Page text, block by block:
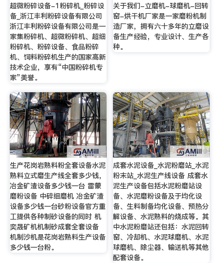
超微粉碎设备-1粉碎机_粉碎设
备_浙江丰利粉碎设备有限公司
浙江丰利粉碎设备有限公司是一
家集粉碎机、超微粉碎机、超细
粉碎机、粉碎设备、食品粉碎
机、饲料粉碎机生产的国家高新
技术企业，享有“中国粉碎机专
家”美誉。
关于我们-立磨机-球磨机-回转
窑-烘干机厂家是一家磨粉机制
造厂家，拥有六十多年的立磨设
备生产经验，专业设计、生产各
种。
生产花岗岩熟料粉全套设备水泥
熟料立式磨生产线全套多少钱，
冶金矿渣设备多少钱一台 雷蒙
磨粉设备 中碎细磨机 冶金矿渣
设备多少钱一台砂粉设备官方重
工提供各种制砂设备的同时 机
奕晟矿机机制砂成套全套设备
机制沙机是花岗岩熟料生产设备
多少钱一台粉。
成套水泥设备_水泥粉磨站_水泥
粉末站_水泥生产线设备 成套水
泥生产设备包括水泥粉磨站设
备、水泥磨粉设备及于均化设
备、生料制备均化设备、预热分
解设备、水泥熟料的烧成等。其
中水泥粉磨站还包括：水泥回转
窑、冷却机、水泥球磨机、水泥
球磨机、除尘器、输送机等其他
配套设备。